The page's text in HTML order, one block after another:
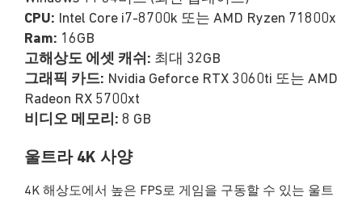
CPU: Intel Core i7-8700k 또는 AMD Ryzen 71800x
Ram: 16GB
고해상도 에셋 캐쉬: 최대 32GB
그래픽 카드: Nvidia Geforce RTX 3060ti 또는 AMD
Radeon RX 5700xt
비디오 메모리: 8 GB
울트라 4K 사양
4K 해상도에서 높은 FPS로 게임을 구동할 수 있는 울트